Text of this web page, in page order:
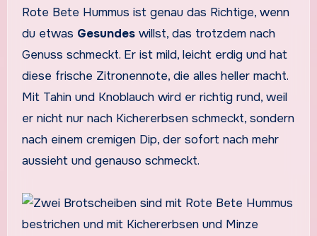
Rote Bete Hummus ist genau das Richtige, wenn
du etwas Gesundeswillst, das trotzdem nach
Genuss schmeckt. Er ist mild, leicht erdig und hat
diese frische Zitronennote, die alles heller macht.
Mit Tahin und Knoblauch wird er richtig rund, weil
er nicht nur nach Kichererbsen schmeckt, sondern
nach einem cremigen Dip, der sofort nach mehr
aussieht und genauso schmeckt.